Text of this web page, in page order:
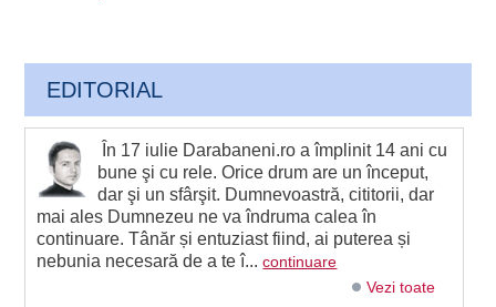
EDITORIAL
În 17 iulie Darabaneni.ro a împlinit 14 ani cu
bune şi cu rele. Orice drum are un început,
dar şi un sfârşit. Dumnevoastră, cititorii, dar
mai ales Dumnezeu ne va îndruma calea în
continuare. Tânăr și entuziast fiind, ai puterea și
nebunia necesară de a te î...continuare
Vezi toate